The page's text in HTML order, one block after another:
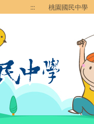
::: 桃園國民中學